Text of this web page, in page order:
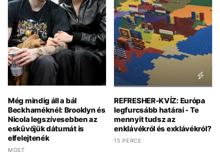
Még mindig áll a bál
Beckhaméknél: Brooklyn és
Nicola legszívesebben az
esküvőjük dátumát is
elfelejtenék
MOST
REFRESHER-KVÍZ: Európa
legfurcsább határai - Te
mennyit tudsz az
enklávékról és exklávékról?
15 PERCE